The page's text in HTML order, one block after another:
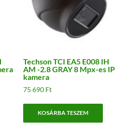
Techson TCI EA5 E008 IH
AM -2.8 GRAY 8 Mpx-es IP
kamera
75 690 Ft
KOSÁRBA TESZEM